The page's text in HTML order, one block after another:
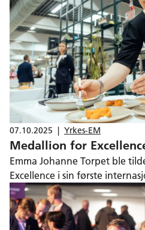
07.10.2025 | Yrkes-EM
Medallion for
Emma Johanne Torpet ble
Excellence i sin første
drømmer hun om VM
trene opp neste generasjons